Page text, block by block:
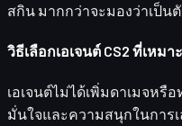
สกิน มากกว่าจะมองว่าเป็น
วิธีเลือกเอเจนต์ CS2 ที่เหม
เอเจนต์ไม่ได้เพิ่มดาเมจห
มั่นใจและความสนุกในการ